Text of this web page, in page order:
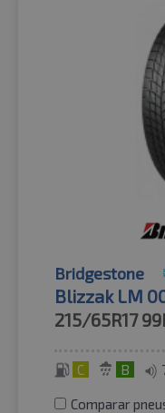
Bridgestone
Blizzak LM
215/65R17
C B
Comparar